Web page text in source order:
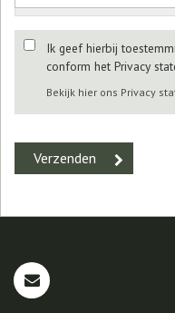
Ik geef hierbij
conform het Privacy
Bekijk hier ons Privacy